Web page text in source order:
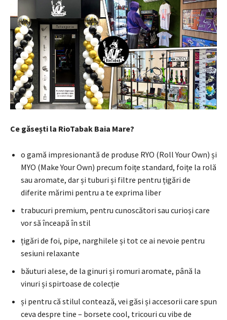
Ce găsești la RioTabak Baia Mare?
o gamă impresionantă de produse RYO (Roll Your Own) și
MYO (Make Your Own) precum foițe standard, foițe la rolă
sau aromate, dar și tuburi și filtre pentru țigări de
diferite mărimi pentru a te exprima liber
trabucuri premium, pentru cunoscători sau curioși care
vor să înceapă în stil
țigări de foi, pipe, narghilele și tot ce ai nevoie pentru
sesiuni relaxante
băuturi alese, de la ginuri și romuri aromate, până la
vinuri și spirtoase de colecție
și pentru că stilul contează, vei găsi și accesorii care spun
ceva despre tine – borsete cool, tricouri cu vibe de